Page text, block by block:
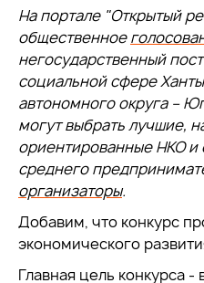
На портале "Открытый
общественное
негосударственный
социальной сфере
автономного округа –
могут выбрать лучшие,
ориентированные НКО и
среднего
организаторы.
Добавим, что конкурс
экономического
Главная цель конкурса